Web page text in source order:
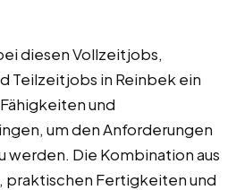
diesen Vollzeitjobs,
Teilzeitjobs in Reinbek ein
und
um den Anforderungen
werden. Die Kombination aus
praktischen Fertigkeiten und